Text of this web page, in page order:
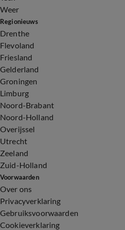
Weer
Regionieuws
Drenthe
Flevoland
Friesland
Gelderland
Groningen
Limburg
Noord-Brabant
Noord-Holland
Overijssel
Utrecht
Zeeland
Zuid-Holland
Voorwaarden
Over ons
Privacyverklaring
Gebruiksvoorwaarden
Cookieverklaring